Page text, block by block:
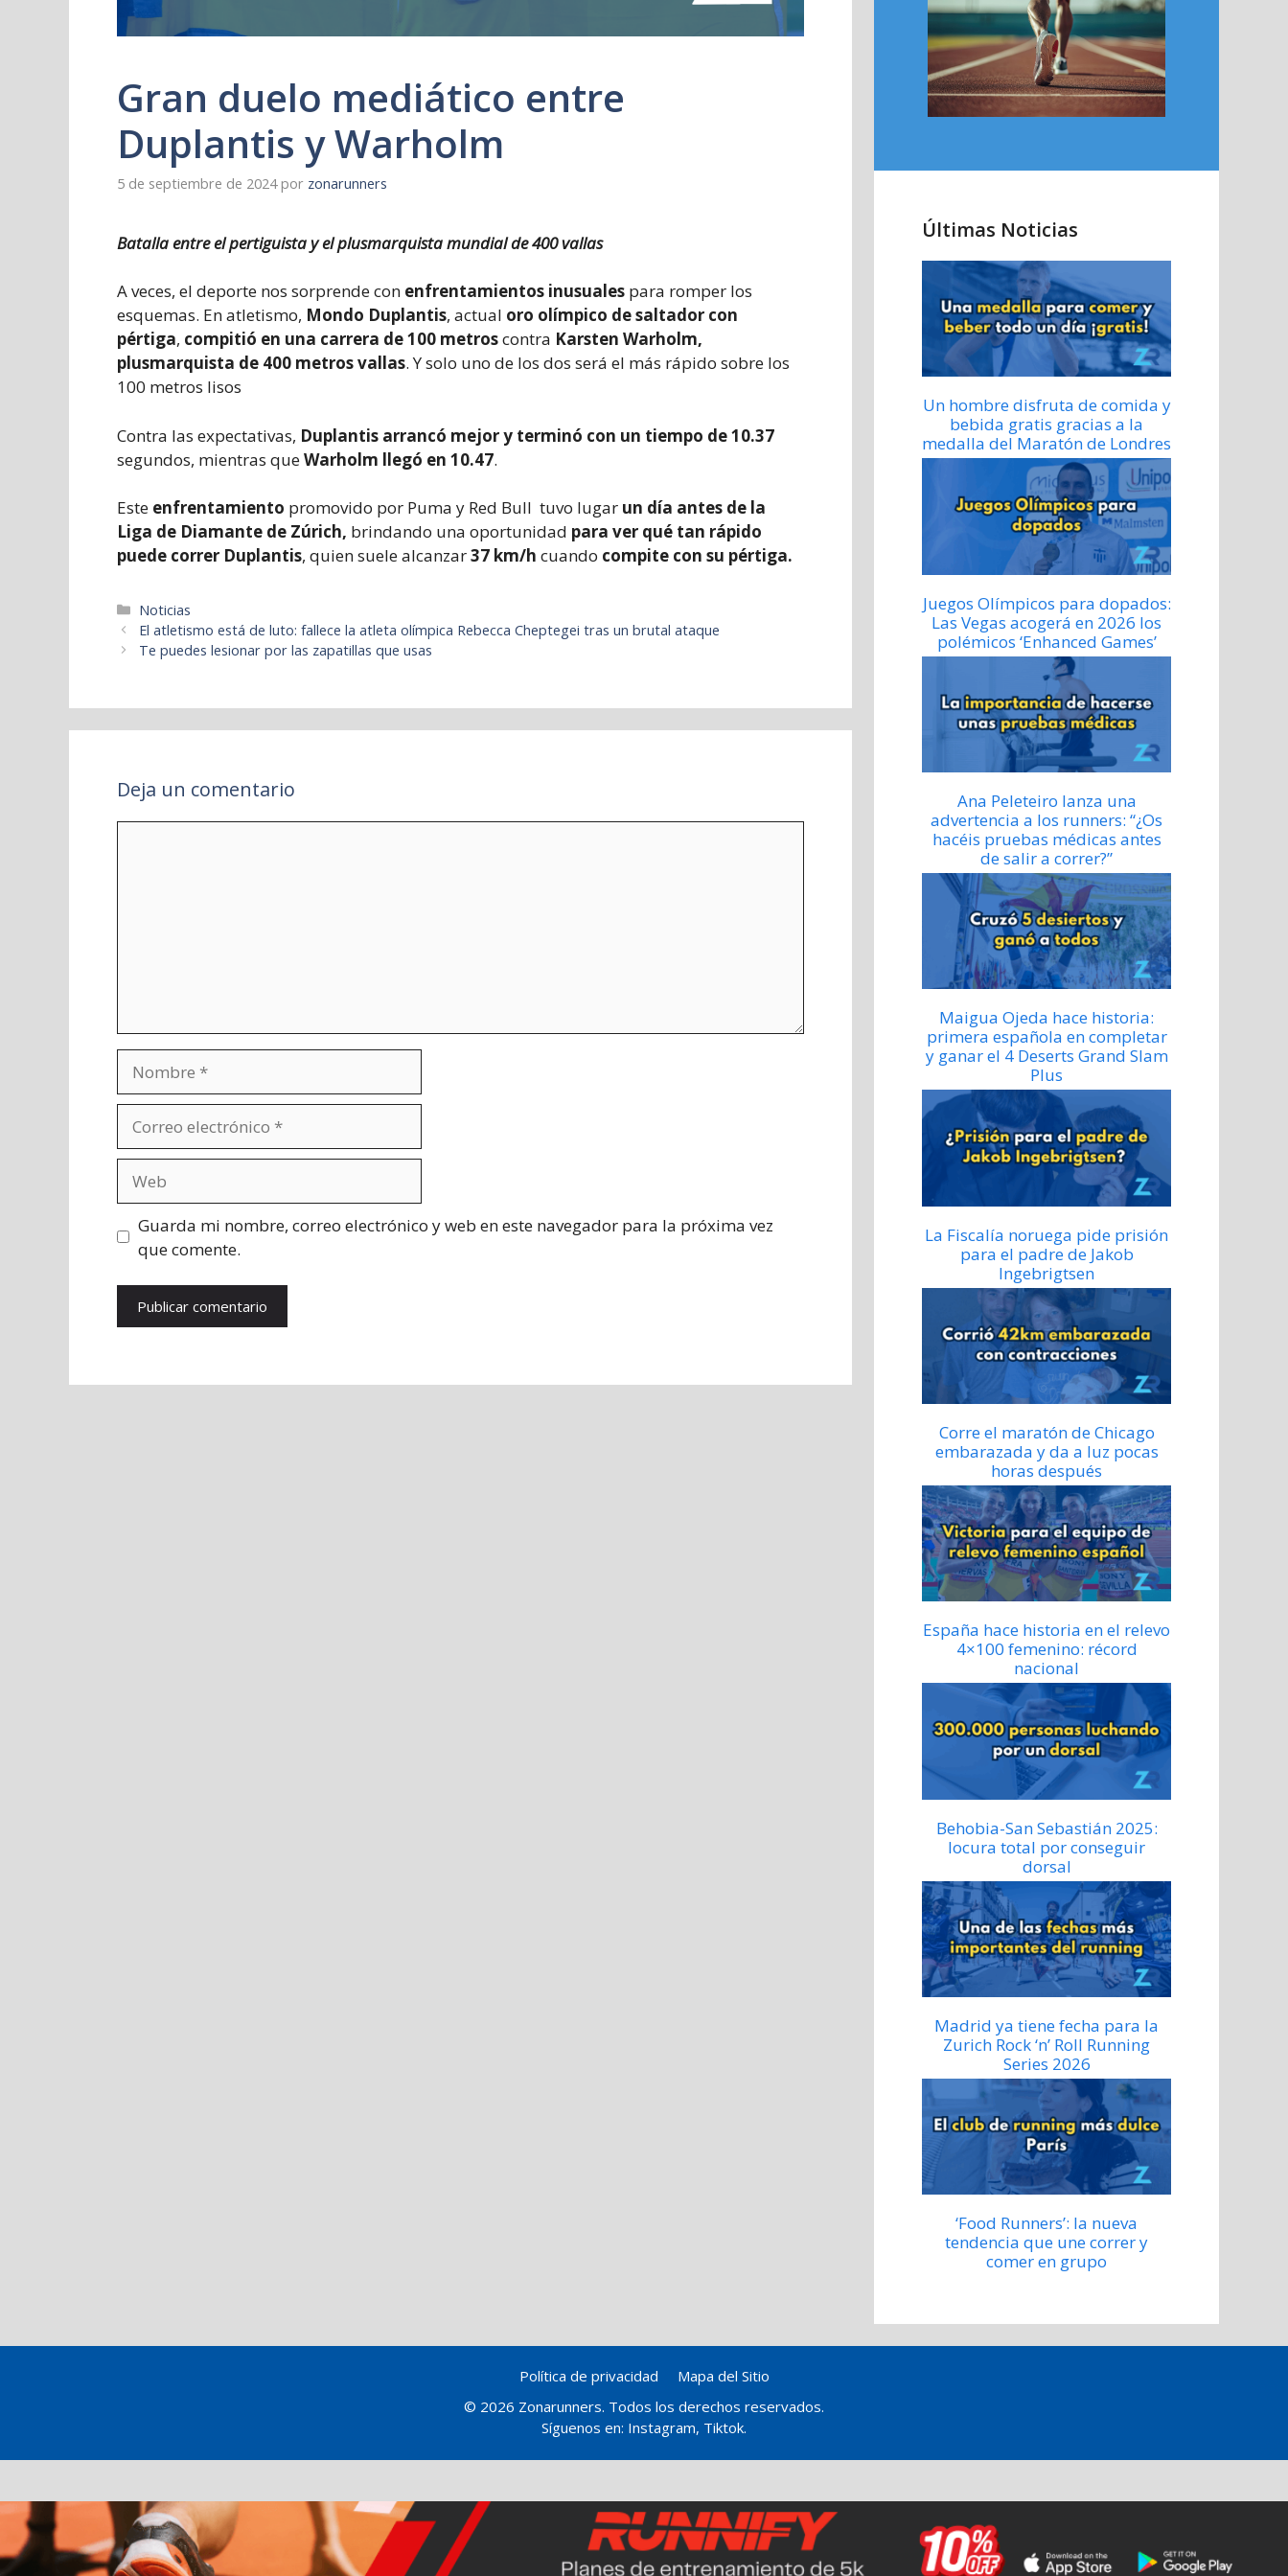
Gran duelo mediático entre
Duplantis y Warholm
5 de septiembre de 2024 por zonarunners
Batalla entre el pertiguista y el plusmarquista mundial de 400 vallas
A veces, el deporte nos sorprende con enfrentamientos inusuales para romper los
esquemas. En atletismo, Mondo Duplantis, actual oro olímpico de saltador con
pértiga, compitió en una carrera de 100 metroscontra Karsten Warholm,
plusmarquista de 400 metros vallas. Y solo uno de los dos será el más rápido sobre los
100 metros lisos
Contra las expectativas, Duplantis arrancó mejor y terminó con un tiempo de 10.37
segundos, mientras queWarholm llegó en 10.47.
Este enfrentamiento promovido por Puma y Red Bull tuvo lugar un día antes de la
Liga de Diamante de Zúrich, brindando una oportunidad para ver qué tan rápido
puede correr Duplantis, quien suele alcanzar37 km/h cuando compite con su pértiga.
Categorías
Noticias
El atletismo está de luto: fallece la atleta olímpica Rebecca Cheptegei tras un brutal ataque
Te puedes lesionar por las zapatillas que usas
Deja un comentario
electrónico
Guarda mi nombre, correo electrónico y web en este navegador para la próxima vez
que comente.
Últimas Noticias
Un hombre disfruta de comida y
bebida gratis gracias a la
medalla del Maratón de Londres
Juegos Olímpicos para dopados:
Las Vegas acogerá en 2026 los
polémicos ‘Enhanced Games’
Ana Peleteiro lanza una
advertencia a los runners: “¿Os
hacéis pruebas médicas antes
de salir a correr?”
Maigua Ojeda hace historia:
primera española en completar
y ganar el 4 Deserts Grand Slam
Plus
La Fiscalía noruega pide prisión
para el padre de Jakob
Ingebrigtsen
Corre el maratón de Chicago
embarazada y da a luz pocas
horas después
España hace historia en el relevo
4×100 femenino: récord
nacional
Behobia-San Sebastián 2025:
locura total por conseguir
dorsal
Madrid ya tiene fecha para la
Zurich Rock ‘n’ Roll Running
Series 2026
‘Food Runners’: la nueva
tendencia que une correr y
comer en grupo
Política de privacidad
Mapa del Sitio
© 2026 Zonarunners. Todos los derechos reservados.
Síguenos en: Instagram, Tiktok.